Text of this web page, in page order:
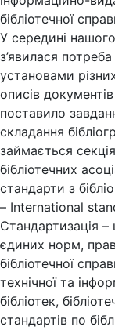
бібліотечної
У середині
з’явилася
установами
описів
поставило
складання
займається
бібліотечних
стандарти з
– International
Стандартизація
єдиних норм,
бібліотечної
технічної та
бібліотек,
стандартів по